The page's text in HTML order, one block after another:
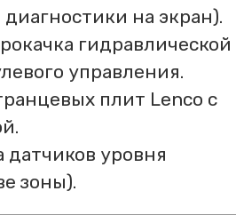
на экран).
гидравлической
управления.
плит Lenco с
датчиков уровня
зоны).